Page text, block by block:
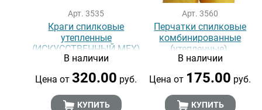
Арт. 3535
Краги спилковые
утепленные
(ИСКУССТВЕННЫЙ МЕХ)
ЗИМА
В наличии
Цена от320.00 руб.
КУПИТЬ
Арт. 3560
Перчатки спилковые
комбинированные
(утепленные)
В наличии
Цена от 175.00 руб.
КУПИТЬ